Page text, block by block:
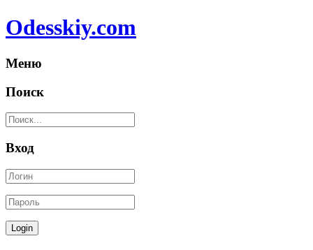
Odesskiy.com
Меню
Поиск
Вход